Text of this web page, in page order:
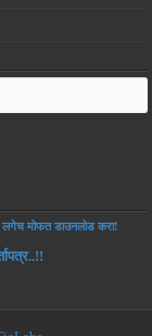
लगेच मोफत डाउनलोड करा!